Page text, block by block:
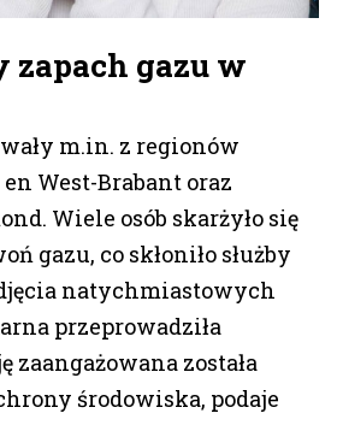
zapach gazu w
m.in. z regionów
West-Brabant oraz
Wiele osób skarżyło się
gazu, co skłoniło służby
natychmiastowych
przeprowadziła
zaangażowana została
środowiska, podaje